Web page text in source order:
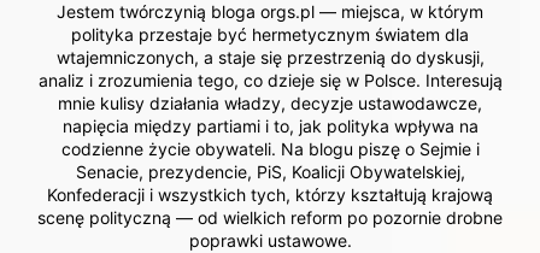
Jestem twórczynią bloga orgs.pl — miejsca, w którym
polityka przestaje być hermetycznym światem dla
wtajemniczonych, a staje się przestrzenią do dyskusji,
analiz i zrozumienia tego, co dzieje się w Polsce. Interesują
mnie kulisy działania władzy, decyzje ustawodawcze,
napięcia między partiami i to, jak polityka wpływa na
codzienne życie obywateli. Na blogu piszę o Sejmie i
Senacie, prezydencie, PiS, Koalicji Obywatelskiej,
Konfederacji i wszystkich tych, którzy kształtują krajową
scenę polityczną — od wielkich reform po pozornie drobne
poprawki ustawowe.